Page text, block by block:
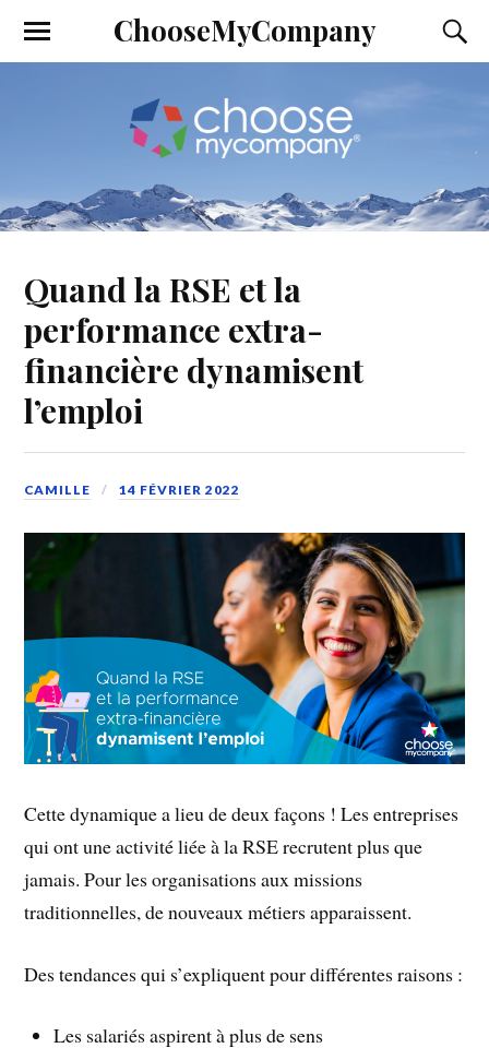
ChooseMyCompany
Quand la RSE et la
performance extra-
financière dynamisent
l’emploi
CAMILLE 14 FÉVRIER 2022
Cette dynamique a lieu de deux façons ! Les entreprises
qui ont une activité liée à la RSE recrutent plus que
jamais. Pour les organisations aux missions
traditionnelles, de nouveaux métiers apparaissent.
Des tendances qui s’expliquent pour différentes raisons :
Les salariés aspirent à plus de sens